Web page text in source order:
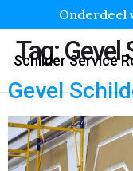
Onderdeel
Schilder Service
Tag:Gevel
Gevel